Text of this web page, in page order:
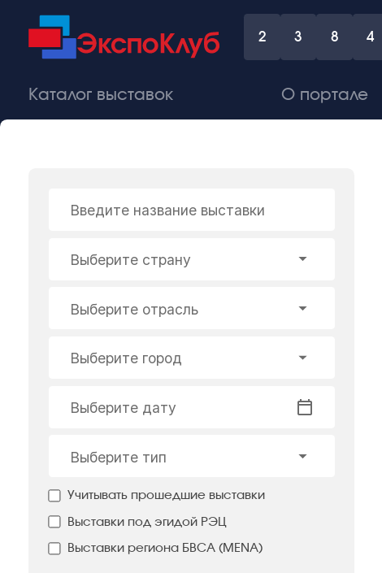
2 3 8 4
Каталог выставок О портале
Введите название выставки
Выберите страну
Выберите отрасль
Выберите город
Выберите дату
Выберите тип
Учитывать прошедшие выставки
Выставки под эгидой РЭЦ
Выставки региона БВСА (MENA)